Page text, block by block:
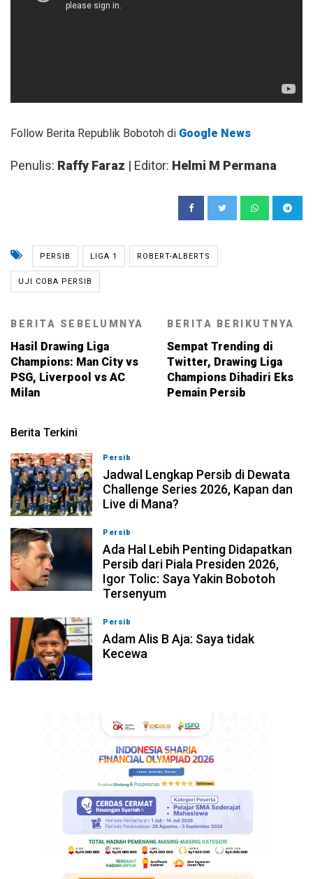
Follow Berita Republik Bobotoh di Google News
Penulis: Raffy Faraz | Editor: Helmi M Permana
PERSIB LIGA 1 ROBERT-ALBERTS
UJI COBA PERSIB
BERITA SEBELUMNYA
Hasil Drawing Liga
Champions: Man City vs
PSG, Liverpool vs AC
Milan
BERITA BERIKUTNYA
Sempat Trending di
Twitter, Drawing Liga
Champions Dihadiri Eks
Pemain Persib
Berita Terkini
Persib
Jadwal Lengkap Persib di Dewata
Challenge Series 2026, Kapan dan
Live di Mana?
Persib
Ada Hal Lebih Penting Didapatkan
Persib dari Piala Presiden 2026,
Igor Tolic: Saya Yakin Bobotoh
Tersenyum
Persib
Adam Alis B Aja: Saya tidak
Kecewa